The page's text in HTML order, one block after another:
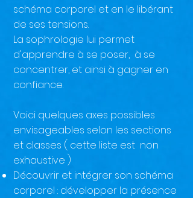
schéma corporel et en le libérant
de ses tensions.
La sophrologie lui permet
d'apprendre à se poser, à se
concentrer, et ainsi à gagner en
confiance.
Voici quelques axes possibles
envisageables selon les sections
et classes ( cette liste est non
exhaustive )
Découvrir et intégrer son schéma
corporel : développer la présence